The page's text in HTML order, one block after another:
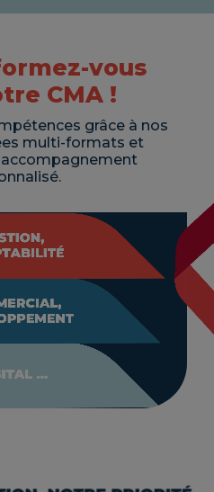
vous
CMA !
grâce à nos
multi-formats et